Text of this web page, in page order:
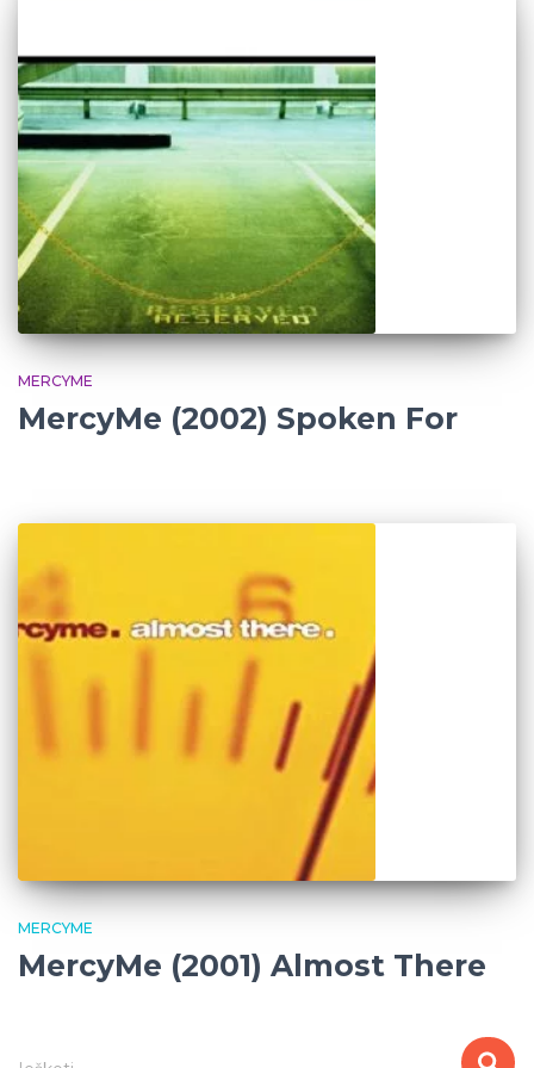
MERCYME
MercyMe (2002) Spoken For
MERCYME
MercyMe (2001) Almost There
I